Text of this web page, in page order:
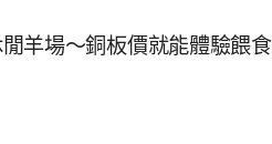
羊場～銅板價就能體驗餵